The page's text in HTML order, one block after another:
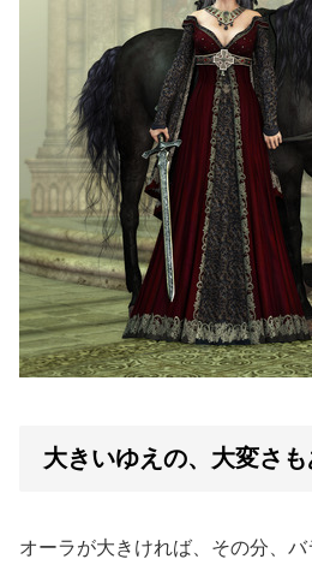
大きいゆえの、大変さも
オーラが大きければ、その分、バ